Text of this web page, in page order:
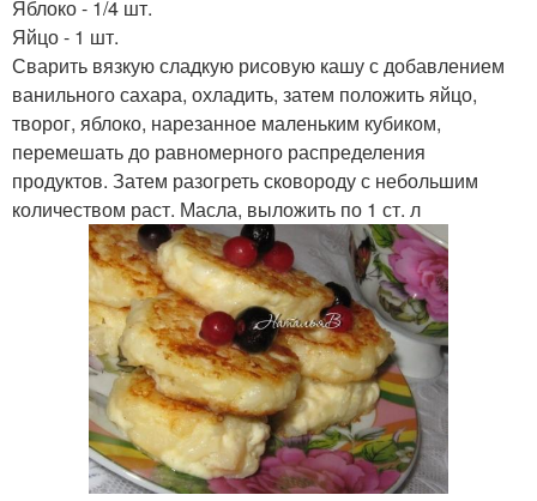
Яблоко - 1/4 шт.
Яйцо - 1 шт.
Сварить вязкую сладкую рисовую кашу с добавлением
ванильного сахара, охладить, затем положить яйцо,
творог, яблоко, нарезанное маленьким кубиком,
перемешать до равномерного распределения
продуктов. Затем разогреть сковороду с небольшим
количеством раст. Масла, выложить по 1 ст. л